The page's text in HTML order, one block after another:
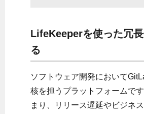
LifeKeeperを使った冗
る
ソフトウェア開発において
核を担うプラットフォームで
まり、リリース遅延やビジネ